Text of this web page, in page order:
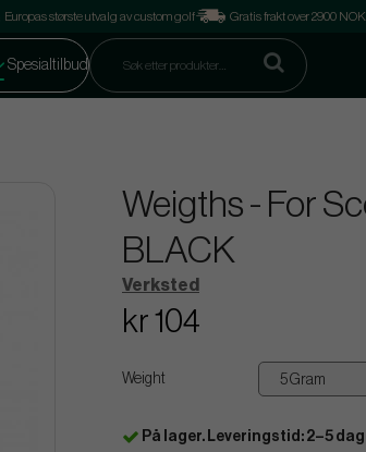
Europas største utvalg av custom golf Gratis frakt over 2900 NOK
Spesialtilbud
Weigths - For
BLACK
Verksted
kr 104
Weight
På lager. Leveringstid: 2–5